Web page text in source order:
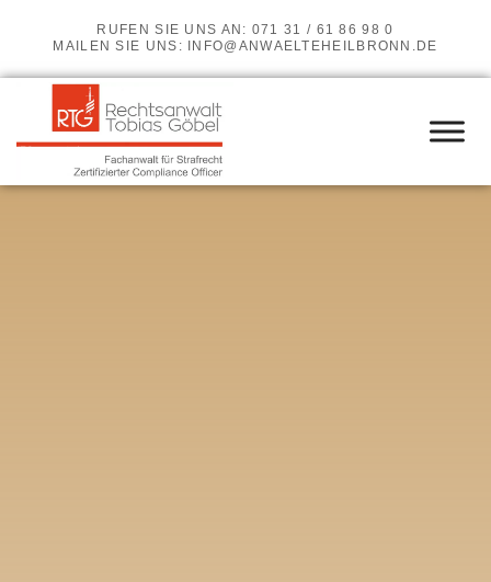
RUFEN SIE UNS AN: 071 31 / 61 86 98 0
MAILEN SIE UNS:
INFO@ANWAELTEHEILBRONN.DE